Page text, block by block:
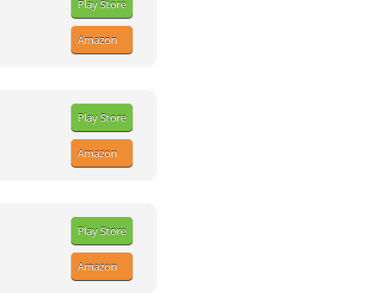
Play Store
Amazon
Play Store
Amazon
Play Store
Amazon